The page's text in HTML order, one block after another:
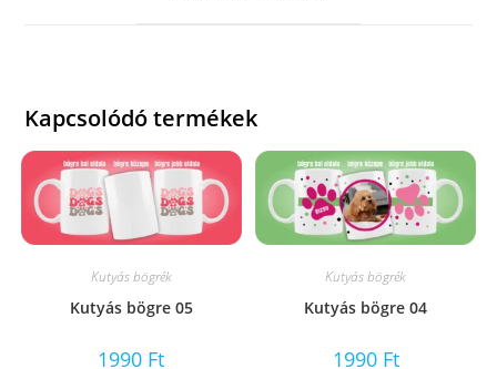
Kapcsolódó termékek
Kutyás bögrék
Kutyás bögre 05
1990 Ft
Kutyás bögrék
Kutyás bögre 04
1990 Ft